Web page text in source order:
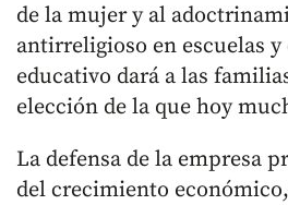
de la mujer y al
antirreligioso en escuelas
educativo dará a las
elección de la que hoy
La defensa de la empresa
del crecimiento